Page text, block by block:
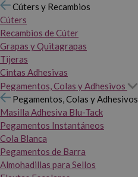
Cúters y Recambios
Cúters
Recambios de Cúter
Grapas y Quitagrapas
Tijeras
Cintas Adhesivas
Pegamentos, Colas y Adhesivos
Pegamentos, Colas y Adhesivos
Masilla Adhesiva Blu-Tack
Pegamentos Instantáneos
Cola Blanca
Pegamentos de Barra
Almohadillas para Sellos